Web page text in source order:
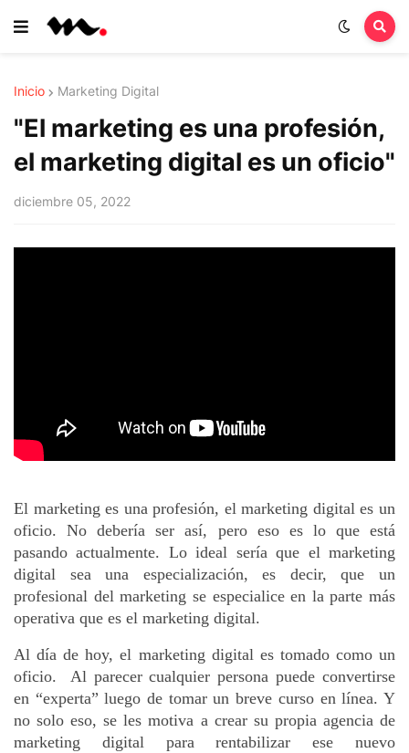
Inicio Marketing Digital
"El marketing es una profesión,
el marketing digital es un oficio"
diciembre 05, 2022
El marketing es una profesión, el marketing digital es un
oficio. No debería ser así, pero eso es lo que está
pasando actualmente. Lo ideal sería que el marketing
digital sea una especialización, es decir, que un
profesional del marketing se especialice en la parte más
operativa que es el marketing digital.
Al día de hoy, el marketing digital es tomado como un
oficio.  Al parecer cualquier persona puede convertirse
en “experta” luego de tomar un breve curso en línea. Y
no solo eso, se les motiva a crear su propia agencia de
marketing digital para rentabilizar ese nuevo